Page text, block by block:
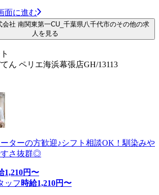
面に進む
会社 南関東第一CU_千葉県八千代市のその他の求
人を見る
ん ペリエ海浜幕張店GH/13113
ターの方歓迎♪シフト相談OK！馴染みや
すさ抜群◎
1,210円〜
ッフ 時給1,210円〜